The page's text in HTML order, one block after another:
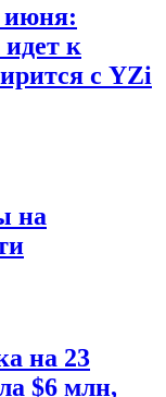
июня:
к
с YZi
на
на 23
$6 млн,